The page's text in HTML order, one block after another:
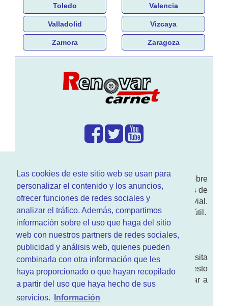
Las cookies de este sitio web se usan para
personalizar el contenido y los anuncios,
ofrecer funciones de redes sociales y
analizar el tráfico. Además, compartimos
información sobre el uso que haga del sitio
web con nuestros partners de redes sociales,
publicidad y análisis web, quienes pueden
combinarla con otra información que les
haya proporcionado o que hayan recopilado
a partir del uso que haya hecho de sus
servicios.
Información
Toledo Valencia
Valladolid Vizcaya
Zamora Zaragoza
Enwww.RenovarCarnet.comTe contamos sobre
larenovación del permisode conducir, noticias de
actualidad motor y sobre todo seguridad vial.
Ademas tenemos todo tipo de información DGT útil.
¿Quienes somos?
Quieres saber quien mantiene la pagina, visita
nuestrasección de contacto. Aquí tienes nuesto
aviso legal
. Basicamente no queremos engañar a
nadie.